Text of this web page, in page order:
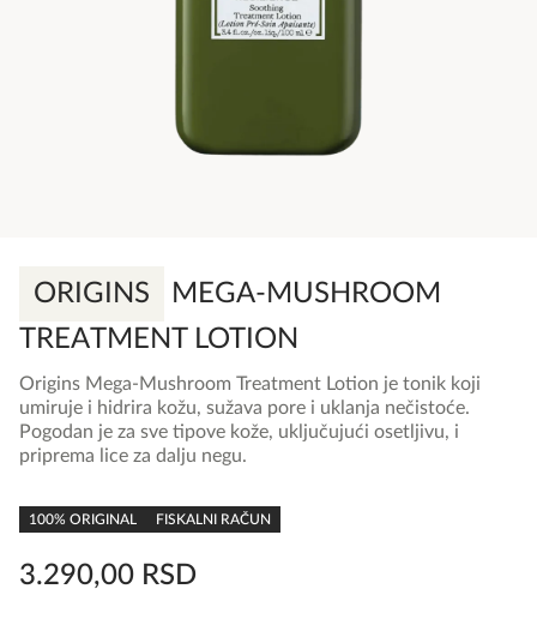
ORIGINS
MEGA-MUSHROOM
TREATMENT LOTION
rating
100% ORIGINAL FISKALNI RAČUN
3.290,00 RSD
Origins Mega-Mushroom Treatment Lotion je tonik koji
umiruje i hidrira kožu, sužava pore i uklanja nečistoće.
Pogodan je za sve tipove kože, uključujući osetljivu, i
priprema lice za dalju negu.